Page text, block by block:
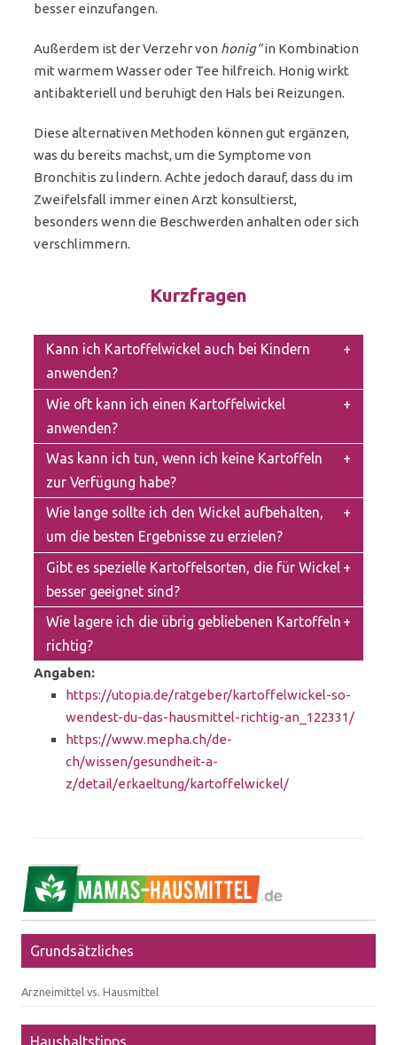
besser einzufangen.
Außerdem ist der Verzehr von honig“in Kombination
mit warmem Wasser oder Tee hilfreich. Honig wirkt
antibakteriell und beruhigt den Hals bei Reizungen.
Diese alternativen Methoden können gut ergänzen,
was du bereits machst, um die Symptome von
Bronchitis zu lindern. Achte jedoch darauf, dass du im
Zweifelsfall immer einen Arzt konsultierst,
besonders wenn die Beschwerden anhalten oder sich
verschlimmern.
Kurzfragen
Kann ich Kartoffelwickel auch bei Kindern
anwenden?
Wie oft kann ich einen Kartoffelwickel
anwenden?
Was kann ich tun, wenn ich keine Kartoffeln
zur Verfügung habe?
Wie lange sollte ich den Wickel aufbehalten,
um die besten Ergebnisse zu erzielen?
Gibt es spezielle Kartoffelsorten, die für Wickel
besser geeignet sind?
Wie lagere ich die übrig gebliebenen Kartoffeln
richtig?
Angaben:
https://utopia.de/ratgeber/kartoffelwickel-so-
wendest-du-das-hausmittel-richtig-an_122331/
https://www.mepha.ch/de-
ch/wissen/gesundheit-a-
z/detail/erkaeltung/kartoffelwickel/
Grundsätzliches
Arzneimittel vs. Hausmittel
Haushaltstipps